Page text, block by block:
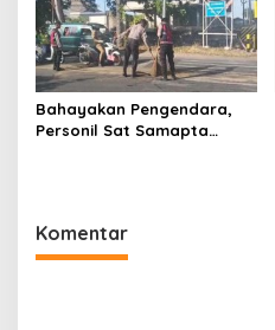
Bahayakan Pengendara,
Personil Sat Samapta
Komentar